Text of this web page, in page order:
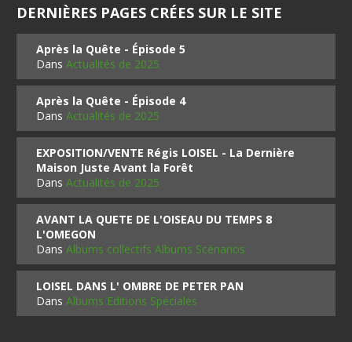
DERNIÈRES PAGES CRÉES SUR LE SITE
Après la Quête - Épisode 5
DansActualités de 2025
Après la Quête - Épisode 4
DansActualités de 2025
EXPOSITION/VENTE Régis LOISEL - La Dernière
Maison Juste Avant la Forêt
DansActualités de 2025
AVANT LA QUETE DE L'OISEAU DU TEMPS 8
L'OMEGON
DansAlbums collectifs Albums Scénarios
LOISEL DANS L' OMBRE DE PETER PAN
DansAlbums Editions Spéciales